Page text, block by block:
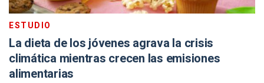
ESTUDIO
La dieta de los jóvenes agrava la crisis
climática mientras crecen las emisiones
alimentarias